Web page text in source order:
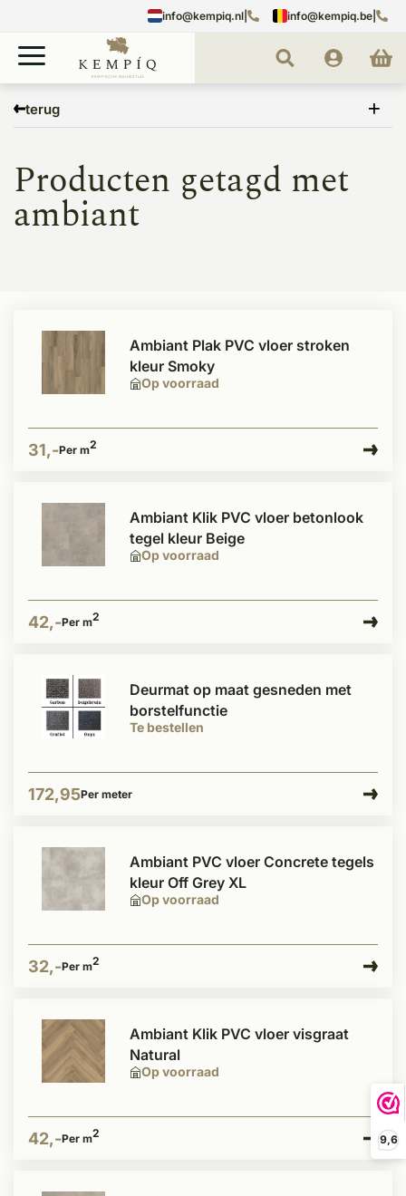
9,6
info@kempiq.nl info@kempiq.be
terug
ambiant
Producten getagd met
ambiant
Op voorraad
Ambiant Plak PVC vloer stroken
kleur Smoky
31,-Per m2
Op voorraad
Ambiant Klik PVC vloer betonlook
tegel kleur Beige
42,-Per m2
Te bestellen
Deurmat op maat gesneden met
borstelfunctie
172,95Per meter
Op voorraad
Ambiant PVC vloer Concrete tegels
kleur Off Grey XL
32,-Per m2
Op voorraad
Ambiant Klik PVC vloer visgraat
Natural
42,-Per m2